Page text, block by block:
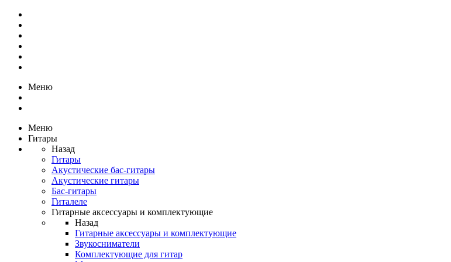
Меню
Меню
Гитары
Назад
Гитары
Акустические бас-гитары
Акустические гитары
Бас-гитары
Гиталеле
Гитарные аксессуары и комплектующие
Назад
Гитарные аксессуары и комплектующие
Звукосниматели
Комплектующие для гитар